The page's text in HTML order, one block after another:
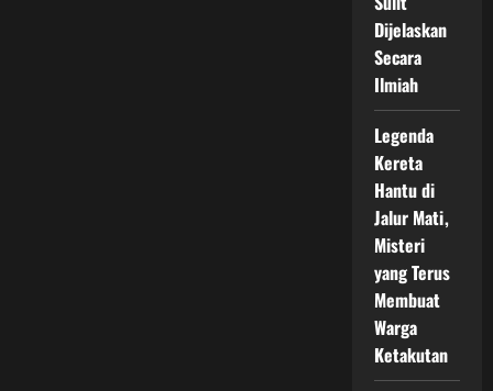
Dijelaskan
Secara
Ilmiah
Legenda
Kereta
Hantu di
Jalur Mati,
Misteri
yang Terus
Membuat
Warga
Ketakutan